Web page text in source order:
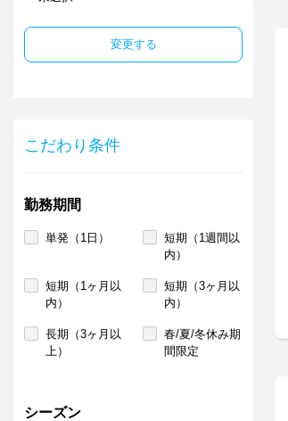
変更する
こだわり条件
勤務期間
単発（1日）
短期（1週間以
内）
短期（1ヶ月以
内）
短期（3ヶ月以
内）
長期（3ヶ月以
上）
春/夏/冬休み期
間限定
シーズン